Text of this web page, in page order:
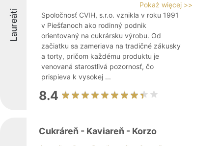
Laureáti
Pokaż więcej >>
Spoločnosť CVIH, s.r.o. vznikla v roku 1991
v Piešťanoch ako rodinný podnik
orientovaný na cukrársku výrobu. Od
začiatku sa zameriava na tradičné zákusky
a torty, pričom každému produktu je
venovaná starostlivá pozornosť, čo
prispieva k vysokej ...
8.4
Cukráreň - Kaviareň - Korzo